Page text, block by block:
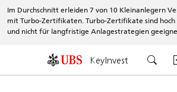
Im Durchschnitt erleiden 7 von 10 Kleinanlegern
mit Turbo-Zertifikaten. Turbo-Zertifikate sind
und nicht für langfristige Anlagestrategien
KeyInvest